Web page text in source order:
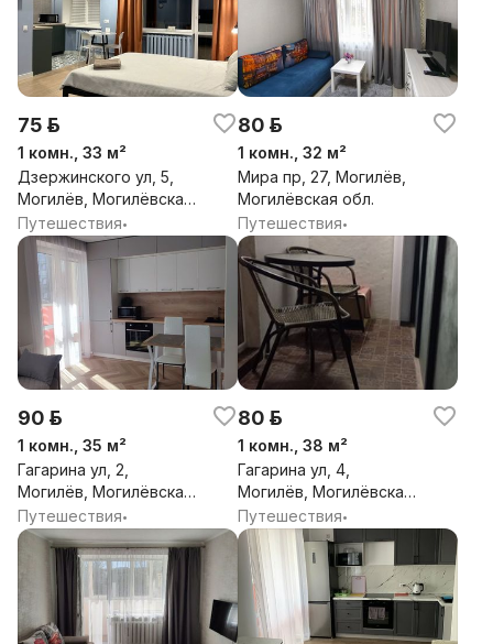
75 р.
1 комн., 33 м²
Дзержинского ул, 5,
Могилёв, Могилёвская
обл.
Путешествия•
80 р.
1 комн., 32 м²
Мира пр, 27, Могилёв,
Могилёвская обл.
Путешествия•
90 р.
1 комн., 35 м²
Гагарина ул, 2,
Могилёв, Могилёвская
обл.
Путешествия•
80 р.
1 комн., 38 м²
Гагарина ул, 4,
Могилёв, Могилёвская
обл.
Путешествия•